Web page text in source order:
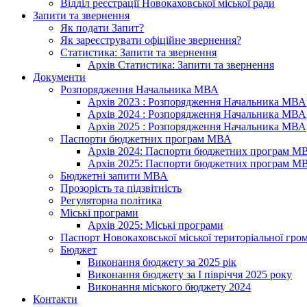
Відділ реєстрації Новокаховської міської ради
Запити та звернення
Як подати Запит?
Як зареєструвати офіційне звернення?
Статистика: Запити та звернення
Архів Статистика: Запити та звернення
Документи
Розпорядження Начальника МВА
Архів 2023 : Розпорядження Начальника МВА
Архів 2024 : Розпорядження Начальника МВА
Архів 2025 : Розпорядження Начальника МВА
Паспорти бюджетних програм МВА
Архів 2024: Паспорти бюджетних програм
Архів 2025: Паспорти бюджетних програм
Бюджетні запити МВА
Прозорість та підзвітність
Регуляторна політика
Міські програми
Архів 2025: Міські програми
Паспорт Новокаховської міської територіальної
Бюджет
Виконання бюджету за 2025 рік
Виконання бюджету за І півріччя 2025 року
Виконання міського бюджету 2024
Контакти